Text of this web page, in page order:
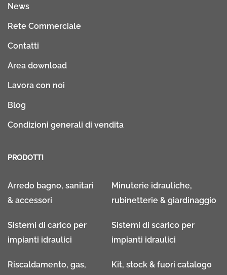
News
Rete Commerciale
Contatti
Area download
Lavora con noi
Blog
Condizioni generali di vendita
PRODOTTI
Arredo bagno, sanitari
& accessori
Minuterie idrauliche,
rubinetterie & giardinaggio
Sistemi di carico per
impianti idraulici
Sistemi di scarico per
impianti idraulici
Riscaldamento, gas,
Kit, stock & fuori catalogo